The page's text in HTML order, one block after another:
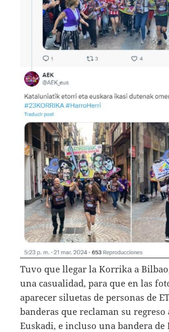
Tuvo que llegar la Korrika a
una casualidad, para que en las
aparecer siluetas de personas de
banderas que reclaman su regreso
Euskadi, e incluso una bandera de